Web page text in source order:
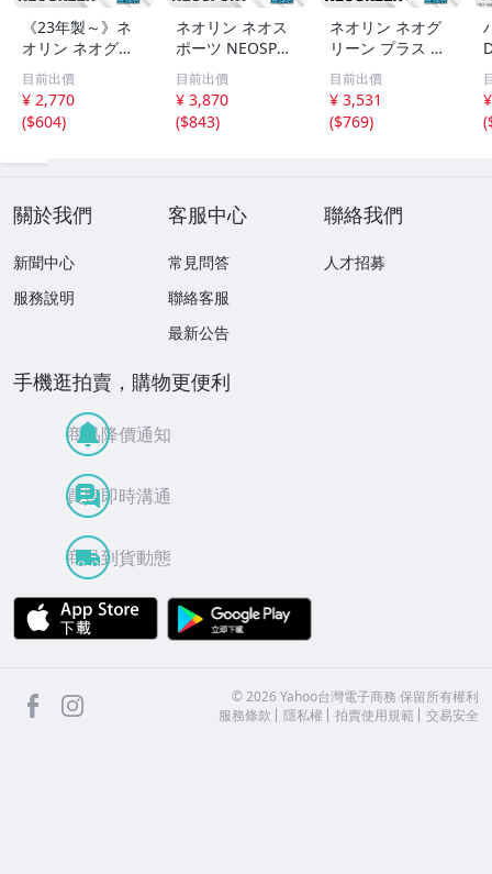
《23年製～》ネ
オリン ネオグリ
ーン NEOGREEN
185/60R14 82H 4
本送料込み総額 1
7,080円～
目前出價
¥ 2,770
($604)
ネオリン ネオス
ポーツ NEOSPOR
T 235/50R18 101
W XL 4本送料込
み総額 21,480円
～
目前出價
¥ 3,870
($843)
ネオリン ネオグ
リーン プラス NE
OGREEN+ 205/6
0R16 92H 4本送
料込み総額 20,12
0円～
目前出價
¥ 3,531
($769)
(
關於我們
新聞中心
服務說明
客服中心
常見問答
聯絡客服
最新公告
聯絡我們
人才招募
手機逛拍賣，購物更便利
商品降價通知
買賣即時溝通
商品到貨動態
APP Store
facebook ©2026 Yahoo台灣電子商務 保留所有權利
服務條款
隱私權 拍賣使用規範 交易安全